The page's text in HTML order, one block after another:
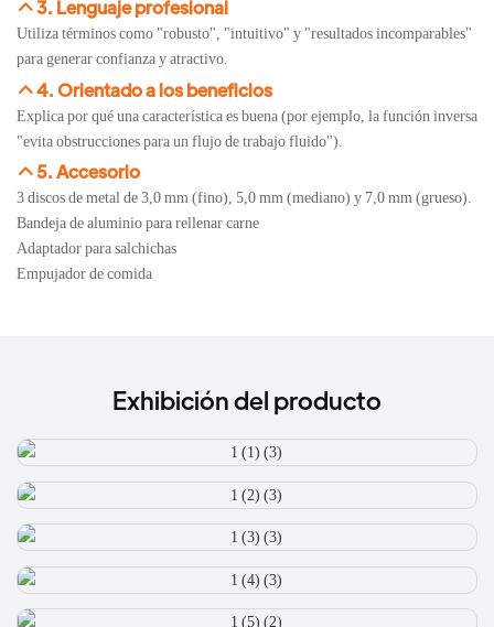
3. Lenguaje profesional
Utiliza términos como "robusto", "intuitivo" y "resultados incomparables"
para generar confianza y atractivo.
4. Orientado a los beneficios
Explica por qué una característica es buena (por ejemplo, la función inversa
"evita obstrucciones para un flujo de trabajo fluido").
5. Accesorio
3 discos de metal de 3,0 mm (fino), 5,0 mm (mediano) y 7,0 mm (grueso).
Bandeja de aluminio para rellenar carne
Adaptador para salchichas
Empujador de comida
Exhibición del producto